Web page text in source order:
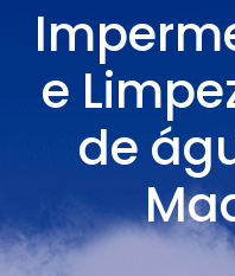
e
de